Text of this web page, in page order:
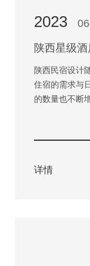
2023
陕西星级
陕西民宿设计
住宿的需求与
的数量也不断
详情